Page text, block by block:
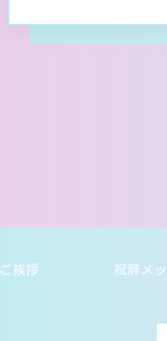
ご挨拶 祝辞メ